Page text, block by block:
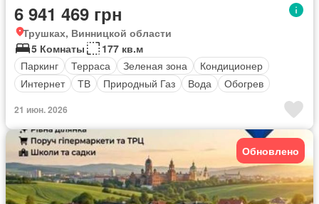
6 941 469 грн
Трушках, Винницкой области
5 Комнаты
177 кв.м
Паркинг
Терраса Зеленая зона
Кондиционер
Интернет
ТВ Природный Газ Вода Обогрев
21 июн. 2026
Обновлено